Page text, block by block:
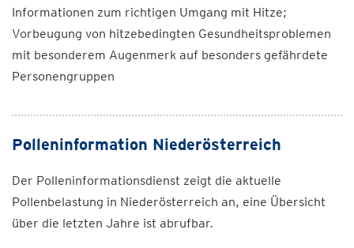
Informationen zum richtigen Umgang mit Hitze;
Vorbeugung von hitzebedingten Gesundheitsproblemen
mit besonderem Augenmerk auf besonders gefährdete
Personengruppen
Polleninformation Niederösterreich
Der Polleninformationsdienst zeigt die aktuelle
Pollenbelastung in Niederösterreich an, eine Übersicht
über die letzten Jahre ist abrufbar.